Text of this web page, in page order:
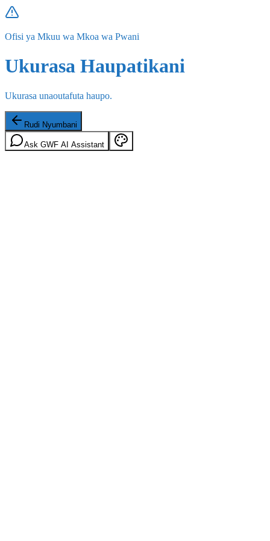
Ofisi ya Mkuu wa Mkoa wa Pwani
Ukurasa Haupatikani
Ukurasa unaoutafuta haupo.
Rudi Nyumbani
Ask GWF AI Assistant